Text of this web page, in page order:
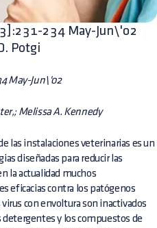
234 May-Jun\'02
Potgi
May-Jun\'02
Melissa A. Kennedy
las instalaciones veterinarias es un
diseñadas para reducir las
la actualidad muchos
eficacias contra los patógenos
con envoltura son inactivados
y los compuestos de